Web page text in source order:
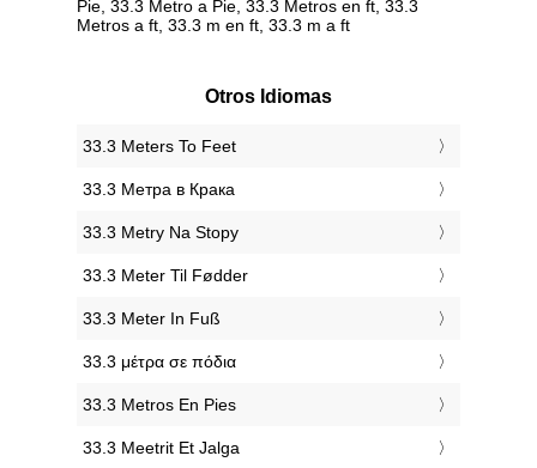
Pie, 33.3 Metro a Pie, 33.3 Metros en ft, 33.3
Metros a ft, 33.3 m en ft, 33.3 m a ft
Otros Idiomas
‎33.3 Meters To Feet
‎33.3 Метра в Крака
‎33.3 Metry Na Stopy
‎33.3 Meter Til Fødder
‎33.3 Meter In Fuß
‎33.3 μέτρα σε πόδια
‎33.3 Metros En Pies
‎33.3 Meetrit Et Jalga